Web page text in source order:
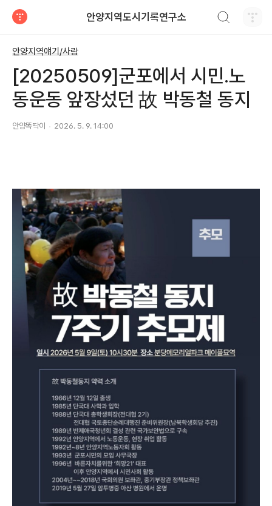
안양지역도시기록연구소
안양지역얘기/사람
[20250509]군포에서 시민.노
동운동 앞장섰던 故 박동철 동지
안양똑딱이 2026. 5. 9. 14:00